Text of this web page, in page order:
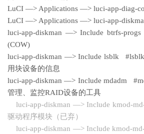
LuCI —> Applications —> luci-app-diag-
LuCI —> Applications —> luci-app-
luci-app-diskman —> Include btrfs-
(COW)
luci-app-diskman —> Include lsblk
用块设备的信息
luci-app-diskman —> Include mdadm
管理、监控RAID设备的工具
luci-app-diskman —> Include kmod-
驱动程序模块（已弃）
luci-app-diskman —> Include kmod-